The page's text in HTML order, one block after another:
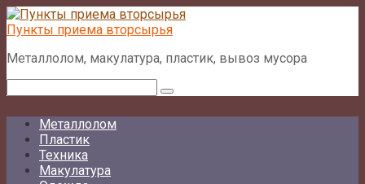
Перейти
к
Пункты приема вторсырья
Металлолом, макулатура, пластик, вывоз мусора
Металлолом
Пластик
Техника
Макулатура